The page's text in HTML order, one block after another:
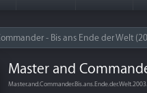
- Bis ans Ende der Welt
Master and